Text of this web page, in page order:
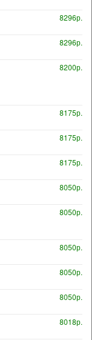
8296р.
8296р.
8200р.
8175р.
8175р.
8175р.
8050р.
8050р.
8050р.
8050р.
8050р.
8018р.